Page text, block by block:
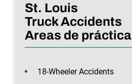
St. Louis
Truck Accidents
Areas de práctica
18-Wheeler Accidents